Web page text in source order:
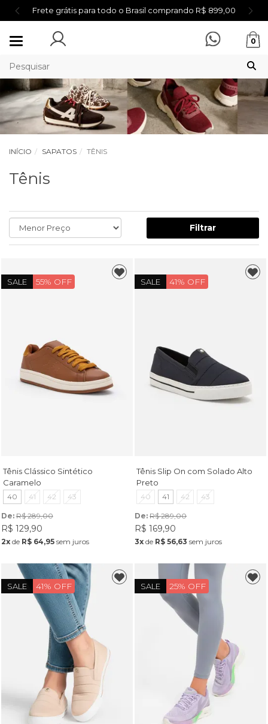
Frete grátis para todo o Brasil comprando R$ 899,00
Mudar
0
INÍCIO SAPATOS TÊNIS
Tênis
Filtrar
SALE 55% OFF
Tênis Clássico Sintético
Caramelo
40 41 42 43
De: R$ 289,00
R$ 129,90
2xde R$ 64,95sem juros
SALE 41% OFF
Tênis Slip On com Solado Alto
Preto
40 41 42 43
De: R$ 289,00
R$ 169,90
3x de R$ 56,63 sem juros
SALE 41% OFF SALE 25% OFF